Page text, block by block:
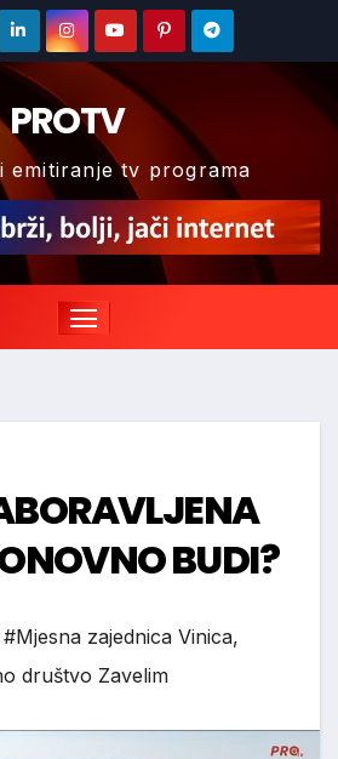
PROTV
emitiranje tv programa
BUDI?
#Mjesna zajednica Vinica,
društvo Zavelim